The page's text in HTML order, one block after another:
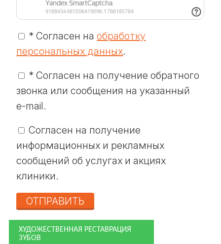
ХУДОЖЕСТВЕННАЯ РЕСТАВРАЦИЯ
ЗУБОВ
* Согласен наобработку
персональных данных.
* Согласен на получение обратного
звонка или сообщения на указанный
e-mail.
Согласен на получение
информационных и рекламных
сообщений об услугах и акциях
клиники.
ОТПРАВИТЬ